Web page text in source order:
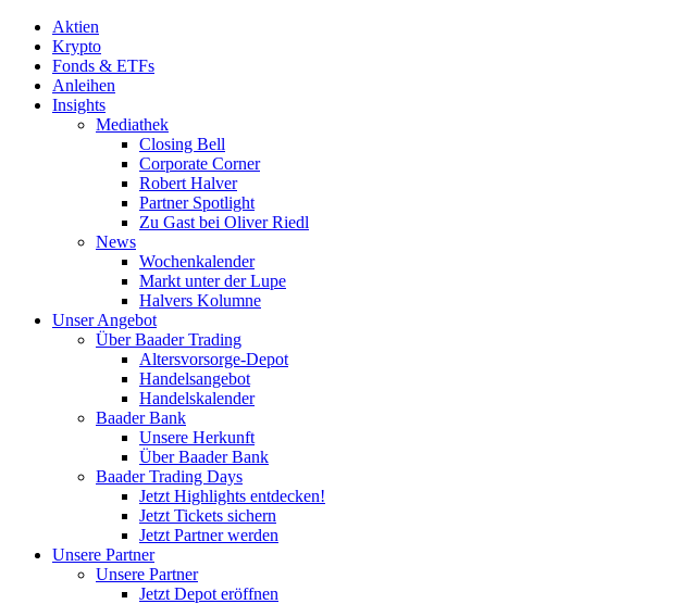
Aktien
Krypto
Fonds & ETFs
Anleihen
Insights
Mediathek
Closing Bell
Corporate Corner
Robert Halver
Partner Spotlight
Zu Gast bei Oliver Riedl
News
Wochenkalender
Markt unter der Lupe
Halvers Kolumne
Unser Angebot
Über Baader Trading
Altersvorsorge-Depot
Handelsangebot
Handelskalender
Baader Bank
Unsere Herkunft
Über Baader Bank
Baader Trading Days
Jetzt Highlights entdecken!
Jetzt Tickets sichern
Jetzt Partner werden
Unsere Partner
Unsere Partner
Jetzt Depot eröffnen